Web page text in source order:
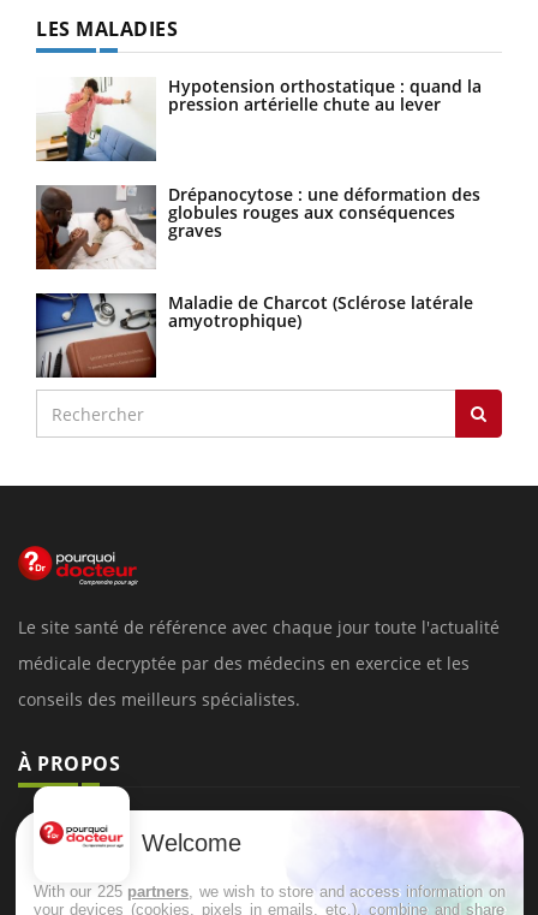
LES MALADIES
Hypotension orthostatique : quand la
pression artérielle chute au lever
Drépanocytose : une déformation des
globules rouges aux conséquences
graves
Maladie de Charcot (Sclérose latérale
amyotrophique)
Le site santé de référence avec chaque jour toute l'actualité
médicale decryptée par des médecins en exercice et les
conseils des meilleurs spécialistes.
À PROPOS
Données personnelles et cookies
Conditions d'utilisation
Welcome
With our 225 partners , we wish to store and access information on
your devices (cookies, pixels in emails, etc.), combine and share